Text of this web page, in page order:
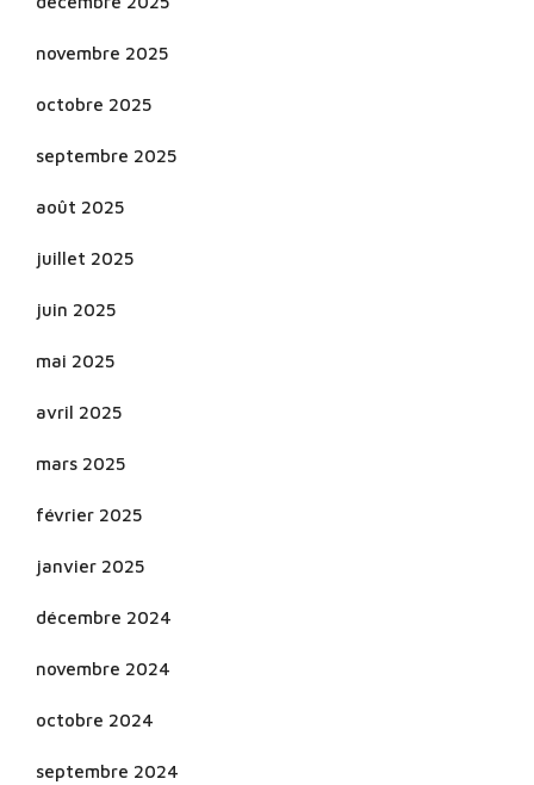
novembre 2025
octobre 2025
septembre 2025
août 2025
juillet 2025
juin 2025
mai 2025
avril 2025
mars 2025
février 2025
janvier 2025
décembre 2024
novembre 2024
octobre 2024
septembre 2024